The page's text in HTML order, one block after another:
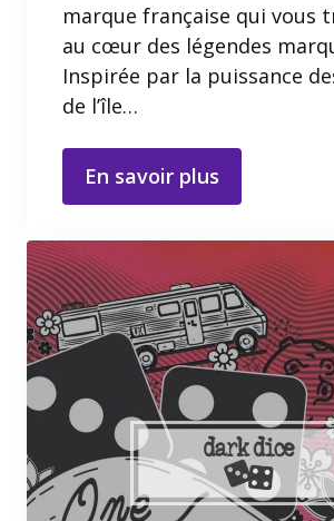
marque française qui vous
au cœur des légendes
Inspirée par la puissance
de l’île…
En savoir plus